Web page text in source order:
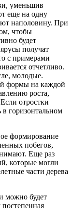
уменьшив
еще на одну
наполовину. При
чтобы
будет
получат
с примерами
отчетливо.
молодые.
формы на каждой
роста,
отростки
горизонтальном
формирование
побегов,
Еще раз
которые могли
части дерева
можно будет